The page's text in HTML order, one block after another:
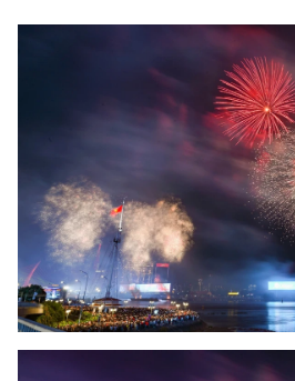
NHÂN DÂN HẰNG THÁNG
MUA BÁO
ĐỌC BÁO IN